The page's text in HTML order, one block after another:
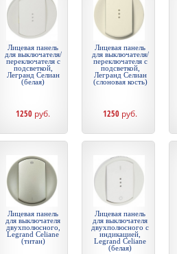
Лицевая панель
для выключателя/
переключателя с
подсветкой,
Легранд Селиан
(белая)
1250 руб.
Лицевая панель
для выключателя/
переключателя с
подсветкой,
Легранд Селиан
(слоновая кость)
1250 руб.
Лицевая панель
для выключателя
двухполюсного,
Legrand Celiane
(титан)
Лицевая панель
для выключателя
двухполюсного с
индикацией,
Legrand Celiane
(белая)